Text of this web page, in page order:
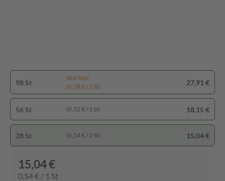
98 St
Spartipp
(0,28 € / 1 St)
27,91 €
56 St (0,32 € / 1 St) 18,15 €
28 St (0,54 € / 1 St) 15,04 €
15,04 €
0,54 € / 1 St